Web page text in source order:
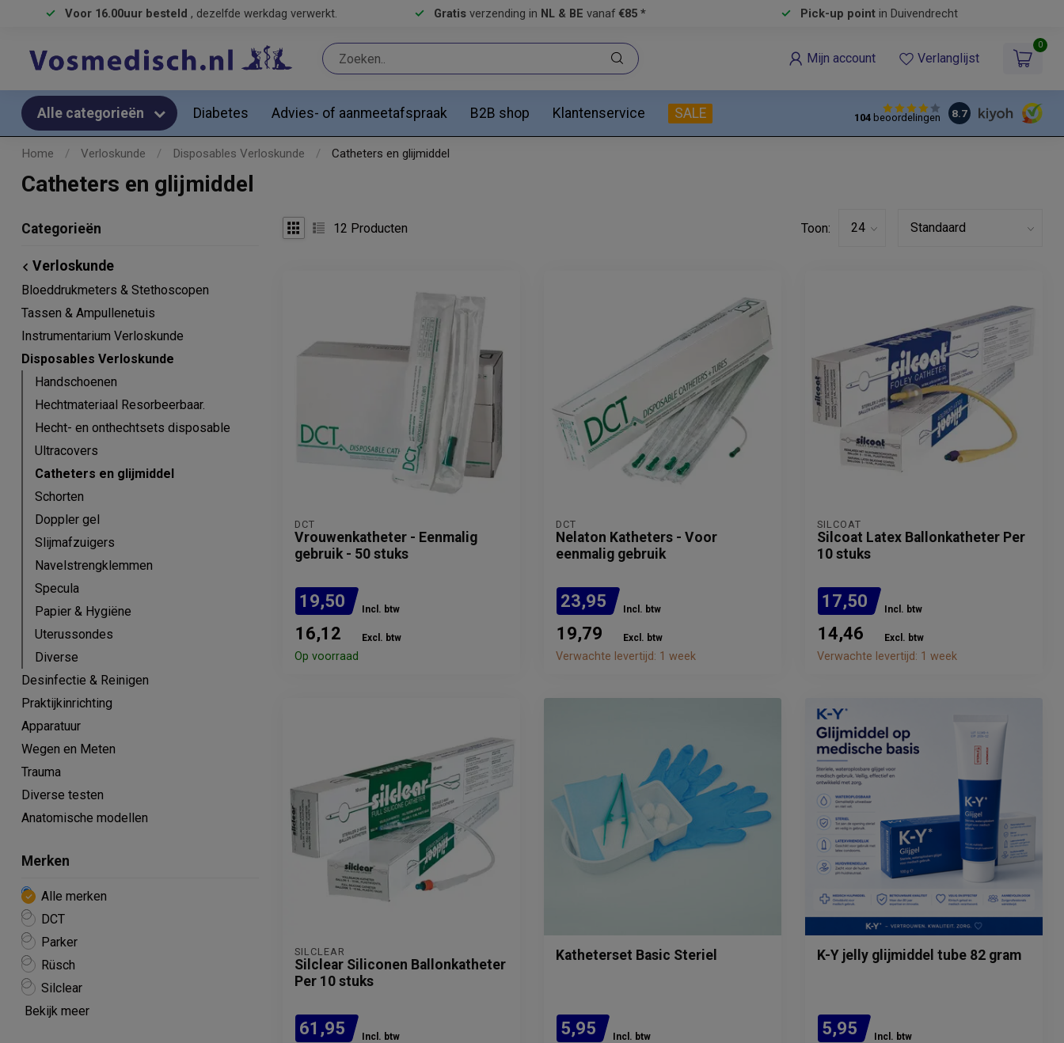
Voor 16.00uur besteld , dezelfde werkdag verwerkt. Gratis verzending in NL & BE vanaf €85 * Pick-up pointin Duivendrecht
Mijn account Verlanglijst
0
Alle categorieën Diabetes Advies- of aanmeetafspraak B2B shop Klantenservice SALE 104beoordelingen 8.7
Home / Verloskunde / Disposables Verloskunde / Catheters en glijmiddel
Catheters en glijmiddel
Categorieën
Verloskunde
Bloeddrukmeters & Stethoscopen
Tassen & Ampullenetuis
Instrumentarium Verloskunde
Disposables Verloskunde
Handschoenen
Hechtmateriaal Resorbeerbaar.
Hecht- en onthechtsets disposable
Ultracovers
Catheters en glijmiddel
Schorten
Doppler gel
Slijmafzuigers
Navelstrengklemmen
Specula
Papier & Hygiëne
Uterussondes
Diverse
Desinfectie & Reinigen
Praktijkinrichting
Apparatuur
Wegen en Meten
Trauma
Diverse testen
Anatomische modellen
Merken
Alle merken
DCT
Parker
Rüsch
Silclear
Bekijk meer
12 Producten Toon:
DCT
Vrouwenkatheter - Eenmalig
gebruik - 50 stuks
19,50 Incl. btw
16,12 Excl. btw
Op voorraad
DCT
Nelaton Katheters - Voor
eenmalig gebruik
23,95 Incl. btw
19,79 Excl. btw
Verwachte levertijd: 1 week
SILCOAT
Silcoat Latex Ballonkatheter Per
10 stuks
17,50 Incl. btw
14,46 Excl. btw
Verwachte levertijd: 1 week
SILCLEAR
Silclear Siliconen Ballonkatheter
Per 10 stuks
61,95 Incl. btw
Katheterset Basic Steriel
5,95 Incl. btw
K-Y jelly glijmiddel tube 82 gram
5,95 Incl. btw